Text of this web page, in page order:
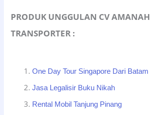
PRODUK UNGGULAN CV AMANAH
TRANSPORTER :
One Day Tour Singapore Dari Batam
Jasa Legalisir Buku Nikah
Rental Mobil Tanjung Pinang